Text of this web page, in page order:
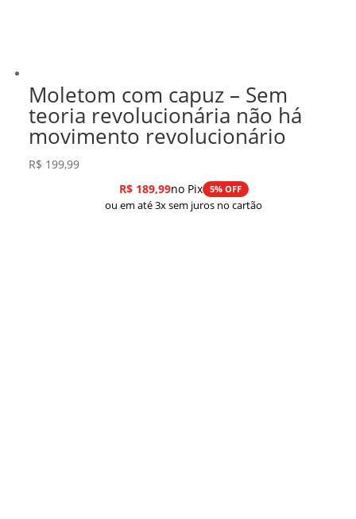
Moletom com capuz – Sem
teoria revolucionária não há
movimento revolucionário
R$ 199,99
R$189,99no Pix 5% OFF
ou em até 3x sem juros no cartão